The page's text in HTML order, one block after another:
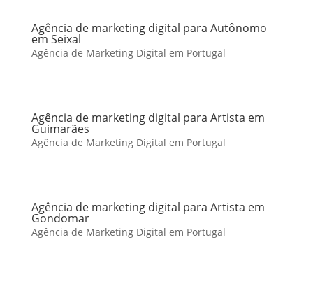
Agência de marketing digital para Autônomo
em Seixal
Agência de Marketing Digital em Portugal
Agência de marketing digital para Artista em
Guimarães
Agência de Marketing Digital em Portugal
Agência de marketing digital para Artista em
Gondomar
Agência de Marketing Digital em Portugal